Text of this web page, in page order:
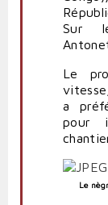
Sur
Le
a
pour
Le